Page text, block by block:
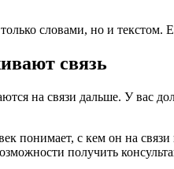
словами, но и текстом.
связь
на связи дальше. У вас
понимает, с кем он на
получить